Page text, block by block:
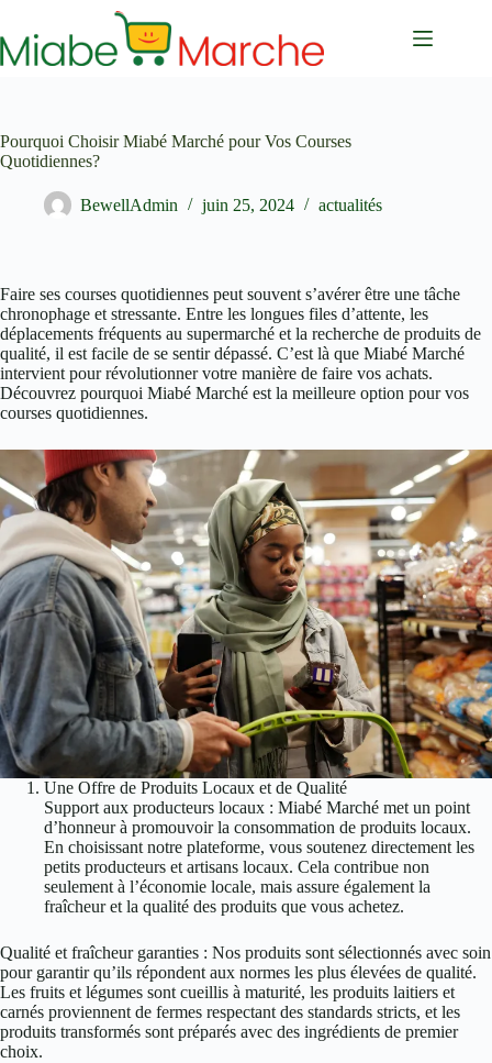
contenu
Pourquoi Choisir Miabé Marché pour Vos Courses
Quotidiennes?
BewellAdmin juin 25, 2024 actualités
Faire ses courses quotidiennes peut souvent s’avérer être une tâche
chronophage et stressante. Entre les longues files d’attente, les
déplacements fréquents au supermarché et la recherche de produits de
qualité, il est facile de se sentir dépassé. C’est là que Miabé Marché
intervient pour révolutionner votre manière de faire vos achats.
Découvrez pourquoi Miabé Marché est la meilleure option pour vos
courses quotidiennes.
Une Offre de Produits Locaux et de Qualité
Support aux producteurs locaux : Miabé Marché met un point
d’honneur à promouvoir la consommation de produits locaux.
En choisissant notre plateforme, vous soutenez directement les
petits producteurs et artisans locaux. Cela contribue non
seulement à l’économie locale, mais assure également la
fraîcheur et la qualité des produits que vous achetez.
Qualité et fraîcheur garanties : Nos produits sont sélectionnés avec soin
pour garantir qu’ils répondent aux normes les plus élevées de qualité.
Les fruits et légumes sont cueillis à maturité, les produits laitiers et
carnés proviennent de fermes respectant des standards stricts, et les
produits transformés sont préparés avec des ingrédients de premier
choix.